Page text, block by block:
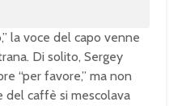
la voce del capo venne
Di solito, Sergey
“per favore,” ma non
del caffè si mescolava